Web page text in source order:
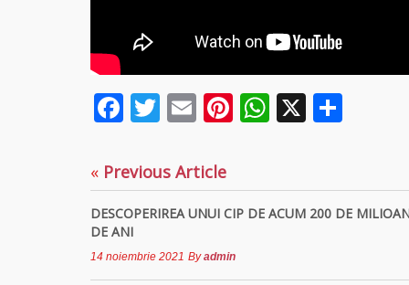
Facebook
Twitter
EmailPinterest
WhatsApp
X
« Previous Article
DESCOPERIREA UNUI CIP DE ACUM 200 DE
DE ANI
14 noiembrie 2021 Byadmin